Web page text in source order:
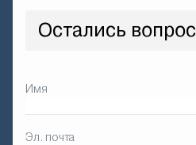
Остались
Имя
Эл. почта